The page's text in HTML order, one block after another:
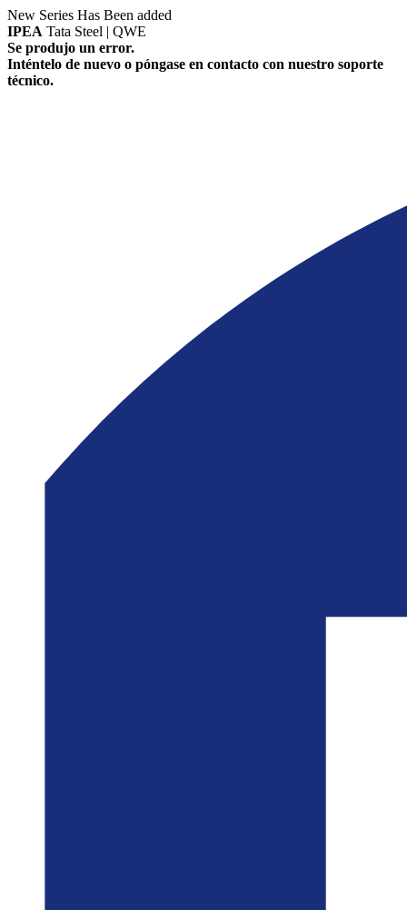
New Series Has Been added
IPEA Tata Steel | QWE
Se produjo un error.
Inténtelo de nuevo o póngase en contacto con nuestro soporte
técnico.